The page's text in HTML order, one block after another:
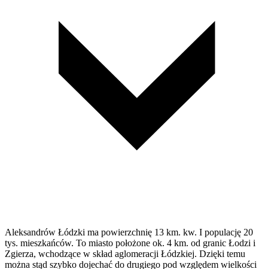
Aleksandrów Łódzki ma powierzchnię 13 km. kw. I populację 20
tys. mieszkańców. To miasto położone ok. 4 km. od granic Łodzi i
Zgierza, wchodzące w skład aglomeracji Łódzkiej. Dzięki temu
można stąd szybko dojechać do drugiego pod względem wielkości